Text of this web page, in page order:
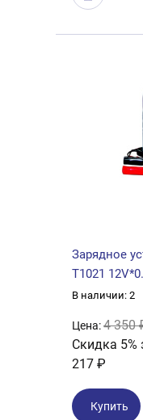
Зарядное
Т1021
В наличии: 2
Цена:4 350
Скидка 5%
217 ₽
Купить